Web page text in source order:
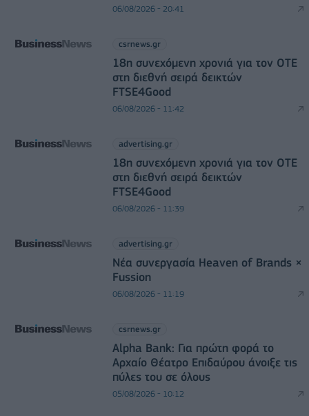
06/08/2026 - 20:41
csrnews.gr
18η συνεχόμενη χρονιά για τον ΟΤΕ
στη διεθνή σειρά δεικτών
FTSE4Good
06/08/2026 - 11:42
advertising.gr
18η συνεχόμενη χρονιά για τον ΟΤΕ
στη διεθνή σειρά δεικτών
FTSE4Good
06/08/2026 - 11:39
advertising.gr
Νέα συνεργασία Heaven of Brands ×
Fussion
06/08/2026 - 11:19
csrnews.gr
Alpha Bank: Για πρώτη φορά το
Αρχαίο Θέατρο Επιδαύρου άνοιξε τις
πύλες του σε όλους
05/08/2026 - 10:12